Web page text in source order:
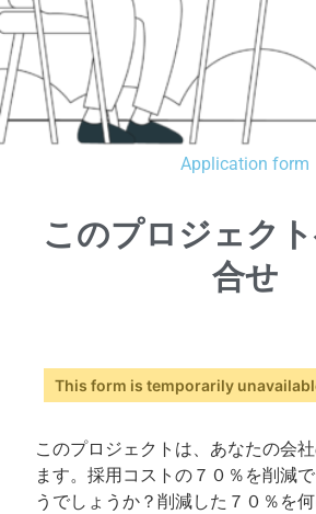
Application form
このプロジェク
合せ
This form is temporarily
このプロジェクトは、あなたの会
ます。採用コストの７０％を削減
うでしょうか？削減した７０％を